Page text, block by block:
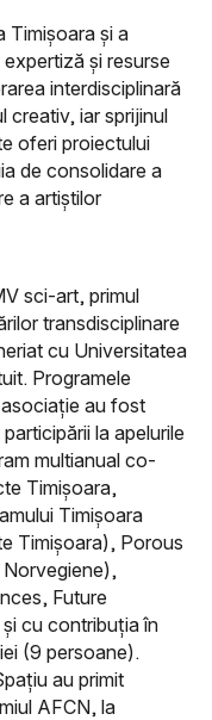
Timișoara și a
și resurse
interdisciplinară
creativ, iar sprijinul
oferi proiectului
de consolidare a
a artiștilor
sci-art, primul
transdisciplinare
cu Universitatea
Programele
au fost
la apelurile
multianual co-
Timișoara,
Timișoara
Timișoara), Porous
Future
cu contribuția în
(9 persoane).
au primit
AFCN, la